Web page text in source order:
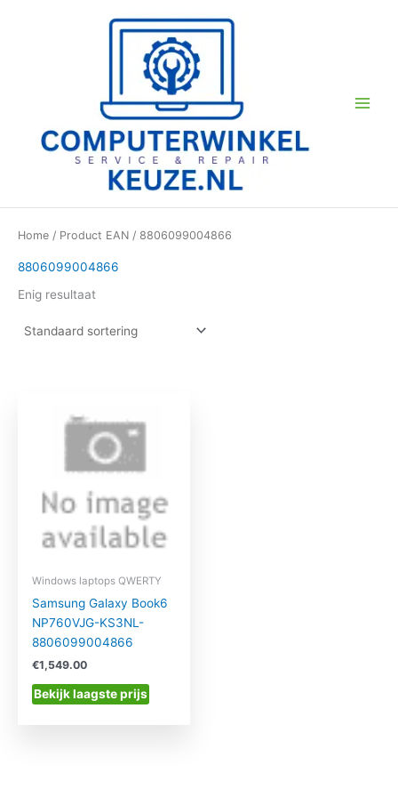
Home / Product EAN / 8806099004866
8806099004866
Enig resultaat
Windows laptops QWERTY
Samsung Galaxy Book6
NP760VJG-KS3NL-
8806099004866
€1,549.00
Bekijk laagste prijs